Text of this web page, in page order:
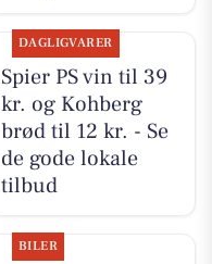
DAGLIGVARER
Spier PS vin til 39
kr. og Kohberg
brød til 12 kr. - Se
de gode lokale
tilbud
BILER